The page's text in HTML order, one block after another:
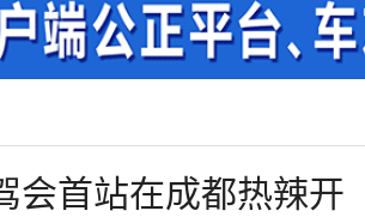
会首站在成都热辣开